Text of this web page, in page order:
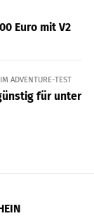
Euro mit V2
ADVENTURE-TEST
für unter